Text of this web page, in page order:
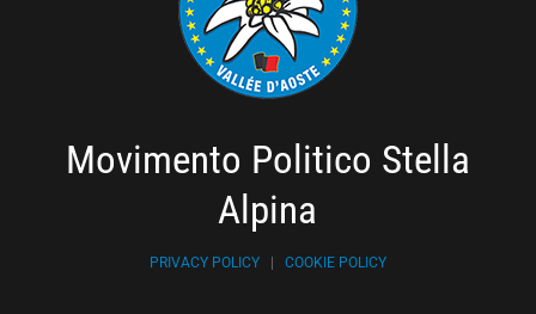
Movimento Politico Stella
Alpina
PRIVACY POLICY| COOKIE POLICY